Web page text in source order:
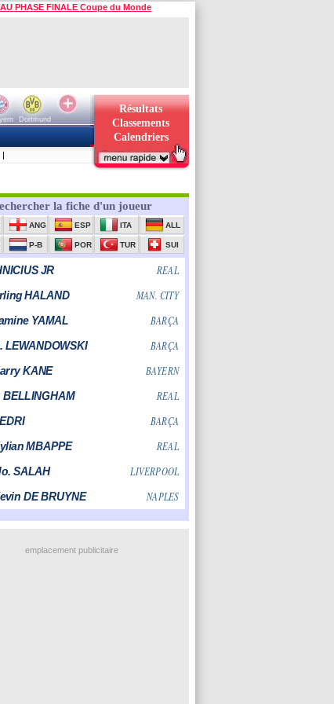
PHASE FINALE Coupe du Monde
Dortmund
Résultats
Classements
Calendriers
|
emplacement publicitaire